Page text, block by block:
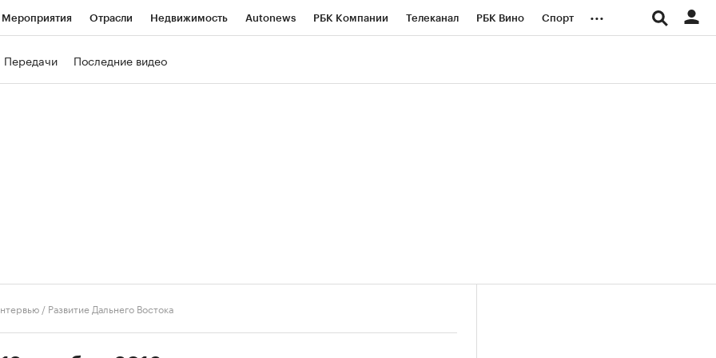
Мероприятия Отрасли Недвижимость Autonews РБК Компании Телеканал РБК Вино Спорт ...
Передачи Последние видео
/ Развитие Дальнего Востока